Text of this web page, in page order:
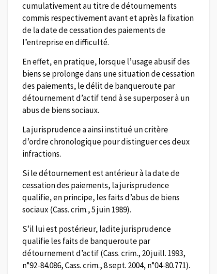
cumulativement au titre de détournements
commis respectivement avant et après la fixation
de la date de cessation des paiements de
l’entreprise en difficulté.
En effet, en pratique, lorsque l’usage abusif des
biens se prolonge dans une situation de cessation
des paiements, le délit de banqueroute par
détournement d’actif tend à se superposer à un
abus de biens sociaux.
La jurisprudence a ainsi institué un critère
d’ordre chronologique pour distinguer ces deux
infractions.
Si le détournement est antérieur à la date de
cessation des paiements, la jurisprudence
qualifie, en principe, les faits d’abus de biens
sociaux (Cass. crim., 5 juin 1989).
S’il lui est postérieur, ladite jurisprudence
qualifie les faits de banqueroute par
détournement d’actif (Cass. crim., 20 juill. 1993,
n°92-84.086, Cass. crim., 8 sept. 2004, n°04-80.771).